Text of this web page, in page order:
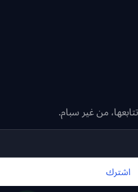
من غير سبام.
اشترك